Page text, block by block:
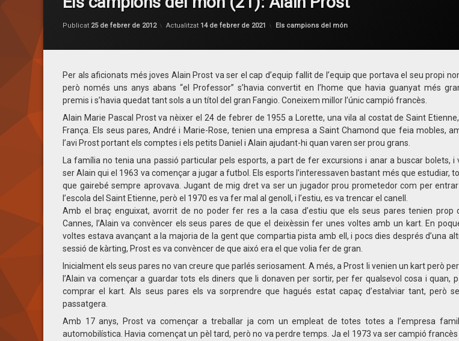
Publicat 25 de febrer de 2012 Actualitzat 14 de febrer de 2021
per F1 en Català
Categories:
Els campions del món
Per als aficionats més joves Alain Prost va ser el cap d’equip fallit de l’equip que portava el seu propi
però només uns anys abans “el Professor” s’havia convertit en l’home que havia guanyat més
premis i s’havia quedat tant sols a un títol del gran Fangio. Coneixem millor l’únic campió francès.
Alain Marie Pascal Prost va nèixer el 24 de febrer de 1955 a Lorette, una vila al costat de Saint
França. Els seus pares, André i Marie-Rose, tenien una empresa a Saint Chamond que feia mobles,
l’avi Prost portant els comptes i els petits Daniel i Alain ajudant-hi quan varen ser prou grans.
La família no tenia una passió particular pels esports, a part de fer excursions i anar a buscar bolets, i
ser Alain qui el 1963 va començar a jugar a futbol. Els esports l’interessaven bastant més que estudiar,
que gairebé sempre aprovava. Jugant de mig dret va ser un jugador prou prometedor com per
l’escola del Saint Etienne, però el 1970 es va fer mal al genoll, i l’estiu, es va trencar el canell.
Amb el braç enguixat, avorrit de no poder fer res a la casa d’estiu que els seus pares tenien prop
Cannes, l’Alain va convèncer els seus pares de que el deixèssin fer unes voltes amb un kart. En
voltes estava avançant a la majoria de la gent que compartia pista amb ell, i pocs dies després d’una
sessió de kàrting, Prost es va convèncer de que aixó era el que volia fer de gran.
Inicialment els seus pares no van creure que parlés seriosament. A més, a Prost li venien un kart però
l’Alain va començar a guardar tots els diners que li donaven per sortir, per fer qualsevol cosa i quan,
comprar el kart. Als seus pares els va sorprendre que hagués estat capaç d’estalviar tant, però
passatgera.
Amb 17 anys, Prost va començar a treballar ja com un empleat de totes totes a l’empresa
automobilística. Havia començat un pèl tard, però no va perdre temps. Ja el 1973 va ser campió